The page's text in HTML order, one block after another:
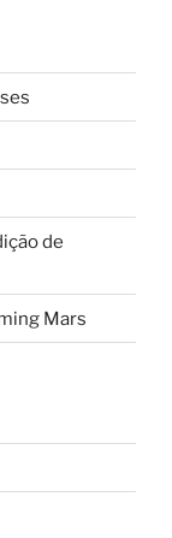
de
Mars